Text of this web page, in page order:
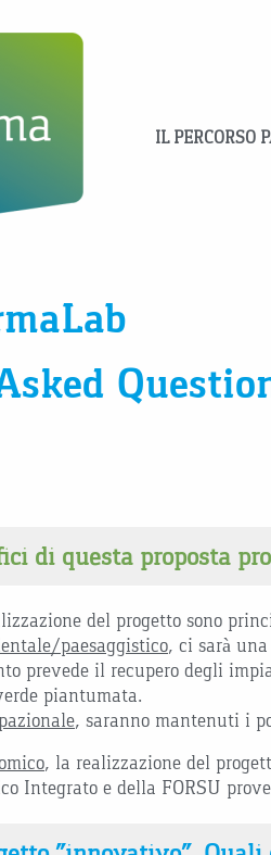
IL PERCORSO
di questa proposta
del progetto sono
paesaggistico, ci sarà
prevede il recupero degli
piantumata.
, saranno mantenuti i
, la realizzazione del
Integrato e della FORSU